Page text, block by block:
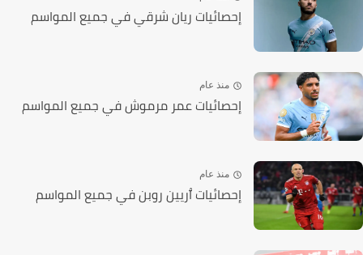
إحصائيات ريان شرقي في جميع المواسم
منذ عام
إحصائيات عمر مرموش في جميع المواسم
منذ عام
إحصائيات ٱريين روبن في جميع المواسم